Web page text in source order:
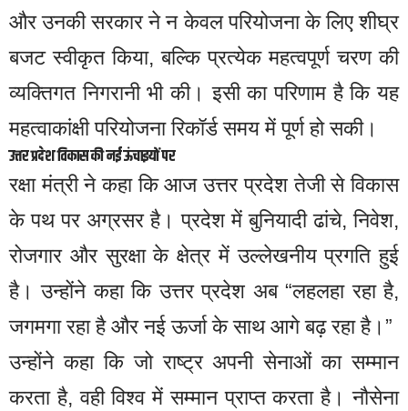
और उनकी सरकार ने न केवल परियोजना के लिए शीघ्र
बजट स्वीकृत किया, बल्कि प्रत्येक महत्वपूर्ण चरण की
व्यक्तिगत निगरानी भी की। इसी का परिणाम है कि यह
महत्वाकांक्षी परियोजना रिकॉर्ड समय में पूर्ण हो सकी।
उत्तर प्रदेश विकास की नई ऊंचाइयों पर
रक्षा मंत्री ने कहा कि आज उत्तर प्रदेश तेजी से विकास
के पथ पर अग्रसर है। प्रदेश में बुनियादी ढांचे, निवेश,
रोजगार और सुरक्षा के क्षेत्र में उल्लेखनीय प्रगति हुई
है। उन्होंने कहा कि उत्तर प्रदेश अब “लहलहा रहा है,
जगमगा रहा है और नई ऊर्जा के साथ आगे बढ़ रहा है।”
उन्होंने कहा कि जो राष्ट्र अपनी सेनाओं का सम्मान
करता है, वही विश्व में सम्मान प्राप्त करता है। नौसेना